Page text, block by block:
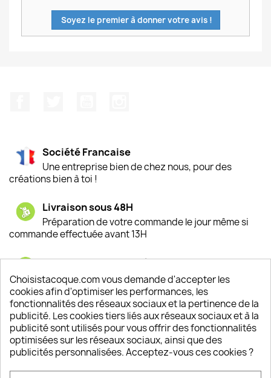
Soyez le premier à donner votre avis !
Société Francaise
Une entreprise bien de chez nous, pour des
créations bien à toi !
Livraison sous 48H
Préparation de votre commande le jour même si
commande effectuée avant 13H
Satisfaction de nos clients
Depuis 2009, entre 92% et 94% de nos clients
sont satisfaits de nos produits
Un SAV à votre écoute
Notre SAV est disponible 6/7J de 10h à 18H
Choisistacoque.com vous demande d'accepter les
cookies afin d'optimiser les performances, les
fonctionnalités des réseaux sociaux et la pertinence de la
publicité. Les cookies tiers liés aux réseaux sociaux et à la
publicité sont utilisés pour vous offrir des fonctionnalités
optimisées sur les réseaux sociaux, ainsi que des
publicités personnalisées. Acceptez-vous ces cookies ?